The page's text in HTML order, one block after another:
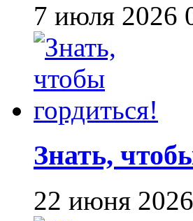
7 июля 2026
Знать,
22 июня 2026